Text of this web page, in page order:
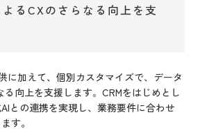
よるCXのさらなる向上を支
に加えて、個別カスタマイズで、データ
向上を支援します。CRMをはじめとし
との連携を実現し、業務要件に合わせ
す。